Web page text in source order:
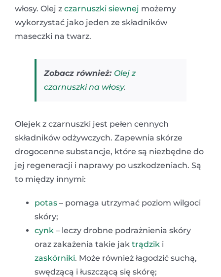
włosy. Olej z czarnuszki siewnej możemy
wykorzystać jako jeden ze składników
maseczki na twarz.
Zobacz również: Olej z
czarnuszki na włosy.
Olejek z czarnuszki jest pełen cennych
składników odżywczych. Zapewnia skórze
drogocenne substancje, które są niezbędne do
jej regeneracji i naprawy po uszkodzeniach. Są
to między innymi:
potas – pomaga utrzymać poziom wilgoci
skóry;
cynk – leczy drobne podrażnienia skóry
oraz zakażenia takie jak trądzik i
zaskórniki. Może również łagodzić suchą,
swędzącą i łuszczącą się skórę;